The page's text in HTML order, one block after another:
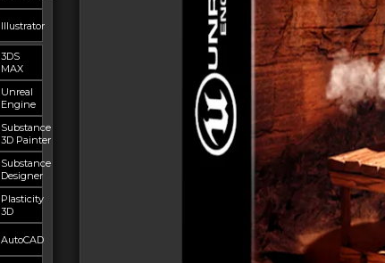
Illustrator
3DS
MAX
Unreal
Engine
Substance
3D Painter
Substance
Designer
Plasticity
3D
AutoCAD